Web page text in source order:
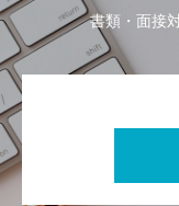
書類・面接